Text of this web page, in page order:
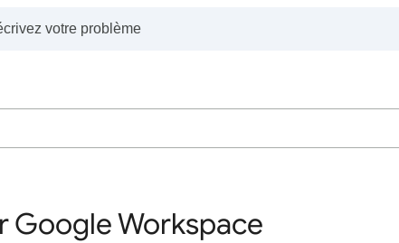
Google Workspace